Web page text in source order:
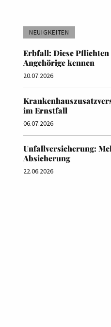
NEUIGKEITEN
Erbfall: Diese
Angehörige kennen
20.07.2026
im Ernstfall
06.07.2026
Unfallversicherung:
Absicherung
22.06.2026